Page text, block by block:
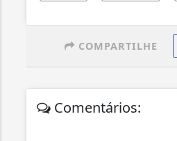
COMPARTILHE
Comentários: